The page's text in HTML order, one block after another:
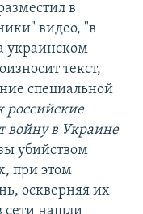
в
видео, "в
украинском
текст,
специальной
российские
войну в Украине
убийством
при этом
оскверняя их